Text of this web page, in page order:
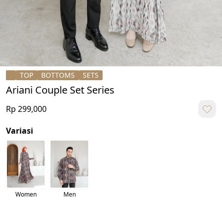
TOP BOTTOMS SETS
Ariani Couple Set Series
Rp 299,000
Variasi
Women Men